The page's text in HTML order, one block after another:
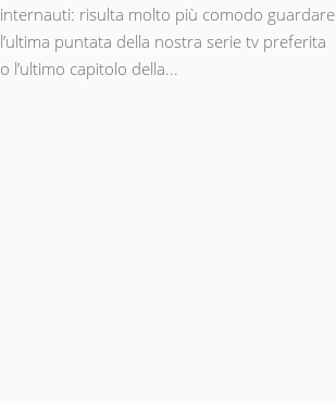
internauti: risulta molto più comodo guardare
l’ultima puntata della nostra serie tv preferita
o l’ultimo capitolo della...